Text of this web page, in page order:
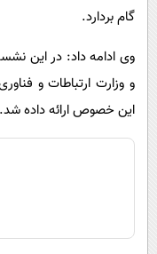
گام بردارد.
وی ادامه داد: در این
و وزارت ارتباطات و
این خصوص ارائه داده شد.